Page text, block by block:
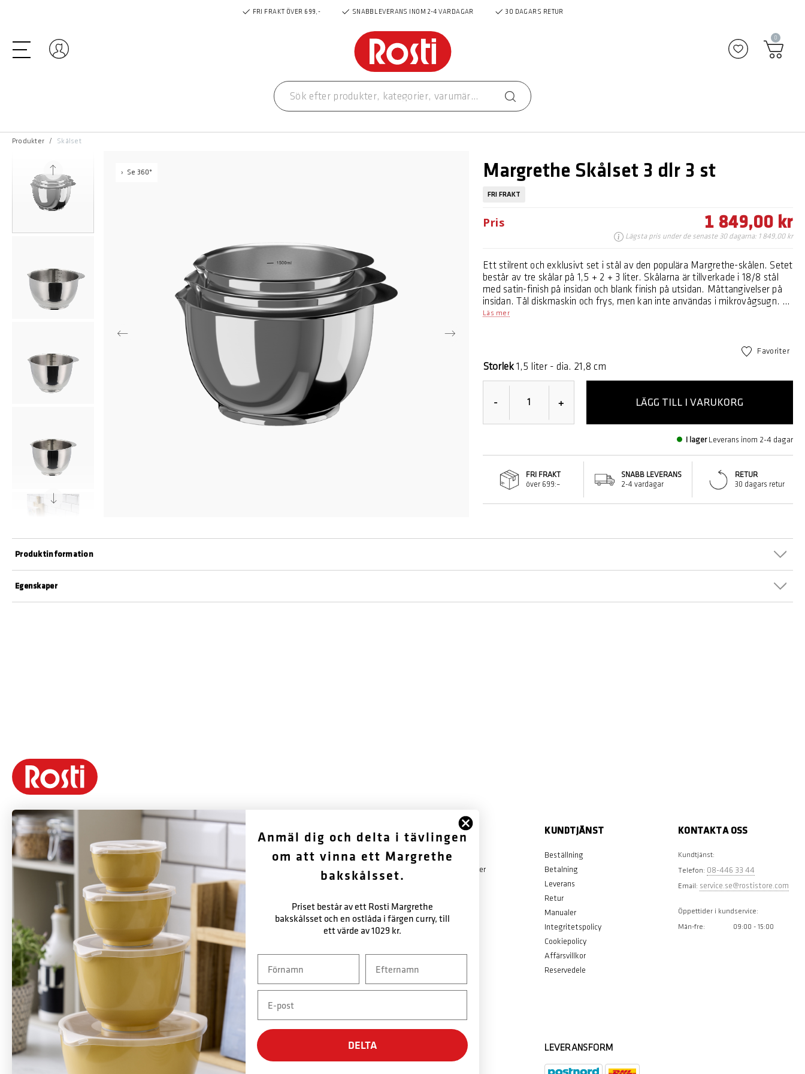
FRI FRAKT ÖVER 699,- SNABB LEVERANS INOM 2-4 VARDAGAR 30 DAGARS RETUR
Logga in Lägg till i
0
Produkter Skålset
Se 360° Margrethe Skålset 3 dlr 3 st
FRI FRAKT
Pris 1 849,00 kr
Lägsta pris under de senaste 30 dagarna: 1 849,00 kr
Ett stilrent och exklusivt set i stål av den populära Margrethe-skålen. Setet
består av tre skålar på 1,5 + 2 + 3 liter. Skålarna är tillverkade i 18/8 stål
med satin-finish på insidan och blank finish på utsidan. Måttangivelser på
insidan. Tål diskmaskin och frys, men kan inte användas i mikrovågsugn. 5
års garanti.
uppkalla skålen efter drottning Margrethe II. Finns också i plast i en mängd
fina färger och olika storlekar.
Läs mer
Favoriter
Storlek 1,5 liter - dia. 21,8 cm
- + LÄGG TILL I VARUKORG
I lager Leverans inom 2-4 dagar
FRI FRAKT
över 699:–
SNABB LEVERANS
2-4 vardagar
RETUR
30 dagars retur
Egenskaper
Produktinformation
Rosti är ett danskt varumärke grundat 1944 av Rolf Fahrenholtz och Stig
Jørgensen. Varumärkets mest kända produkt är Margrethe-skålen, som 1954
med tillstånd från det danska hovet fick sitt namn efter drottning Margrethe
Rosti tillverkar hållbara produkter med fokus på funktion, kvalitet, färger och
god design. Många av Rostis produkter som lanserades på 1950- och 1960-
talen är fortfarande i produktion och säljs över hela världen – främst i Europa,
men även USA och Kanada är viktiga marknader. Rostis ambition är att vara
ett globalt designvarumärke med Margrethe-skålen som flaggskepp.
Varumärket kommer också att fortsätta utveckla nya koncept och produkter
baserade på samma designfilosofi som tidigare.
FÖLJ OSS
Facebook
OM OSS
Historik
Garantibestämmelser
KUNDTJÄNST
Beställning
Betalning
Leverans
Retur
Manualer
Integritetspolicy
Cookiepolicy
Affärsvillkor
Reservedele
KONTAKTA OSS
Kundtjänst:
Telefon: 08-446 33 44
Email: service.se@rostistore.com
Öppettider i kundservice:
Mån-fre: 09:00 - 15:00
SÄKER BETALNING LEVERANSFORM
Anmäl dig och delta i tävlingen
om att vinna ett Margrethe
bakskålsset.
Priset består av ett Rosti Margrethe
bakskålsset och en ostlåda i färgen curry, till
ett värde av 1029 kr.
DELTA